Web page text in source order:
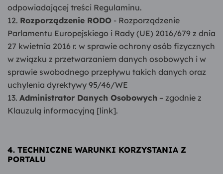
odpowiadającej treści Regulaminu.
Rozporządzenie RODO - Rozporządzenie
Parlamentu Europejskiego i Rady (UE) 2016/679 z dnia
27 kwietnia 2016 r. w sprawie ochrony osób fizycznych
w związku z przetwarzaniem danych osobowych i w
sprawie swobodnego przepływu takich danych oraz
uchylenia dyrektywy 95/46/WE
Administrator Danych Osobowych – zgodnie z
Klauzulą informacyjną [link].
4. TECHNICZNE WARUNKI KORZYSTANIA Z
PORTALU